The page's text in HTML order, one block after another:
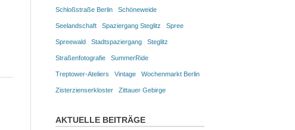
Schloßstraße Berlin Schöneweide
Seelandschaft Spaziergang Steglitz Spree
Spreewald Stadtspaziergang Steglitz
Straßenfotografie SummerRide
Treptower-Ateliers Vintage Wochenmarkt Berlin
Zisterzienserkloster Zittauer Gebirge
AKTUELLE BEITRÄGE